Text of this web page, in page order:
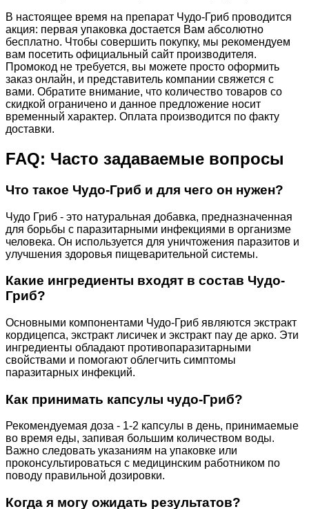
В настоящее время на препарат Чудо-Гриб проводится
акция: первая упаковка достается Вам абсолютно
бесплатно. Чтобы совершить покупку, мы рекомендуем
вам посетить официальный сайт производителя.
Промокод не требуется, вы можете просто оформить
заказ онлайн, и представитель компании свяжется с
вами. Обратите внимание, что количество товаров со
скидкой ограничено и данное предложение носит
временный характер. Оплата производится по факту
доставки.
FAQ: Часто задаваемые вопросы
Что такое Чудо-Гриб и для чего он нужен?
Чудо Гриб - это натуральная добавка, предназначенная
для борьбы с паразитарными инфекциями в организме
человека. Он используется для уничтожения паразитов и
улучшения здоровья пищеварительной системы.
Какие ингредиенты входят в состав Чудо-
Гриб?
Основными компонентами Чудо-Гриб являются экстракт
кордицепса, экстракт лисичек и экстракт пау де арко. Эти
ингредиенты обладают противопаразитарными
свойствами и помогают облегчить симптомы
паразитарных инфекций.
Как принимать капсулы чудо-Гриб?
Рекомендуемая доза - 1-2 капсулы в день, принимаемые
во время еды, запивая большим количеством воды.
Важно следовать указаниям на упаковке или
проконсультироваться с медицинским работником по
поводу правильной дозировки.
Когда я могу ожидать результатов?